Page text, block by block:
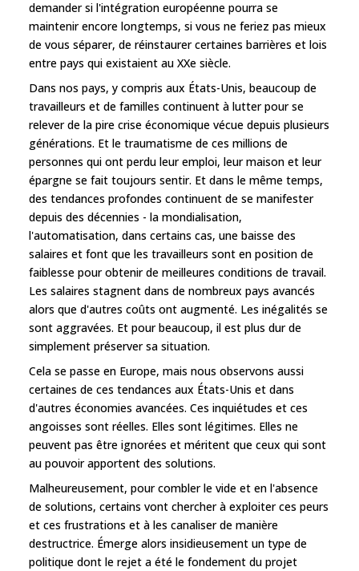
demander si l'intégration européenne pourra se
maintenir encore longtemps, si vous ne feriez pas mieux
de vous séparer, de réinstaurer certaines barrières et lois
entre pays qui existaient au XXe siècle.
Dans nos pays, y compris aux États-Unis, beaucoup de
travailleurs et de familles continuent à lutter pour se
relever de la pire crise économique vécue depuis plusieurs
générations. Et le traumatisme de ces millions de
personnes qui ont perdu leur emploi, leur maison et leur
épargne se fait toujours sentir. Et dans le même temps,
des tendances profondes continuent de se manifester
depuis des décennies - la mondialisation,
l'automatisation, dans certains cas, une baisse des
salaires et font que les travailleurs sont en position de
faiblesse pour obtenir de meilleures conditions de travail.
Les salaires stagnent dans de nombreux pays avancés
alors que d'autres coûts ont augmenté. Les inégalités se
sont aggravées. Et pour beaucoup, il est plus dur de
simplement préserver sa situation.
Cela se passe en Europe, mais nous observons aussi
certaines de ces tendances aux États-Unis et dans
d'autres économies avancées. Ces inquiétudes et ces
angoisses sont réelles. Elles sont légitimes. Elles ne
peuvent pas être ignorées et méritent que ceux qui sont
au pouvoir apportent des solutions.
Malheureusement, pour combler le vide et en l'absence
de solutions, certains vont chercher à exploiter ces peurs
et ces frustrations et à les canaliser de manière
destructrice. Émerge alors insidieusement un type de
politique dont le rejet a été le fondement du projet